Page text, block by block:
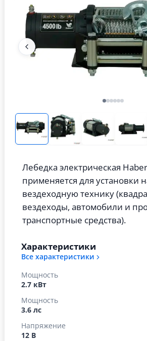
Лебедка электрическая
применяется для установки
вездеходную технику
вездеходы, автомобили и
транспортные средства).
Характеристики
Все характеристики
Мощность
2.7 кВт
Мощность
3.6 лс
Напряжение
12 В